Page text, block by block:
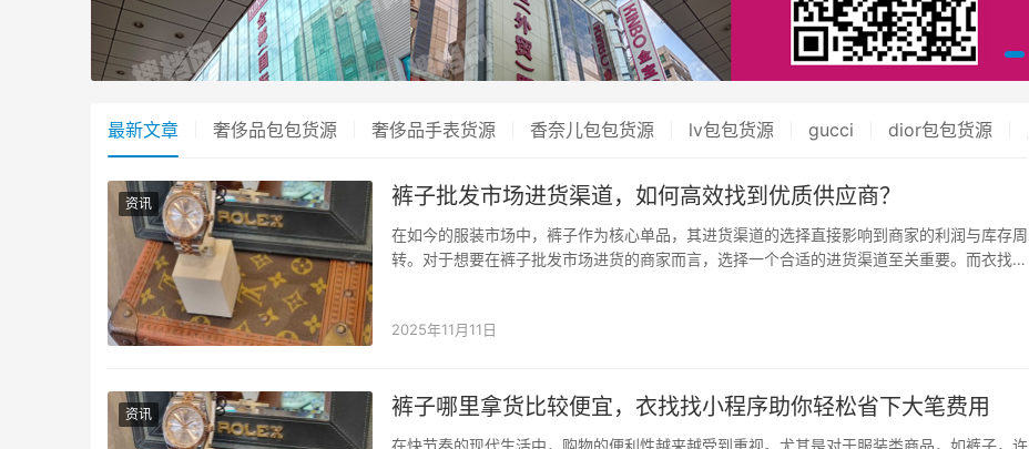
最新文章 奢侈品包包货源 奢侈品手表货源 香奈儿包包货源 lv包包货源 gucci dior包包货源
资讯 裤子批发市场进货渠道，如何高效找到优质供应商？
在如今的服装市场中，裤子作为核心单品，其进货渠道的选择直接影响到商家的利润与库存周
转。对于想要在裤子批发市场进货的商家而言，选择一个合适的进货渠道至关重要。而衣找找
2025年11月11日
资讯 裤子哪里拿货比较便宜，衣找找小程序助你轻松省下大笔费用